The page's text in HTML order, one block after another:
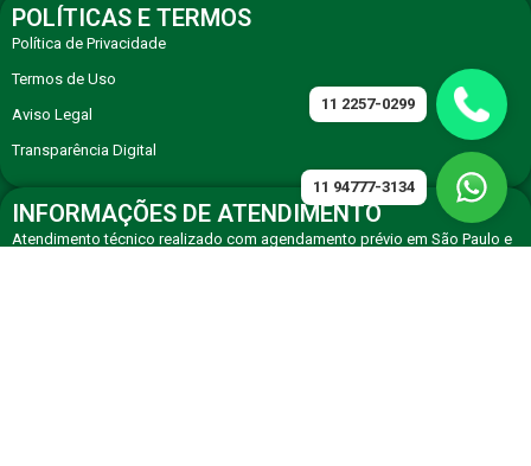
POLÍTICAS E TERMOS
Política de Privacidade
Termos de Uso
Aviso Legal
Transparência Digital
INFORMAÇÕES DE ATENDIMENTO
Atendimento técnico realizado com agendamento prévio em São Paulo e
11 2257-0299
11 94777-3134